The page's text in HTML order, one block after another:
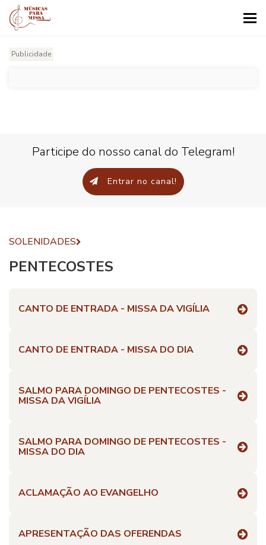
Publicidade
Participe do nosso canal do Telegram!
Entrar no canal!
SOLENIDADES
PENTECOSTES
CANTO DE ENTRADA - MISSA DA VIGÍLIA
CANTO DE ENTRADA - MISSA DO DIA
SALMO PARA DOMINGO DE PENTECOSTES -
MISSA DA VIGÍLIA
SALMO PARA DOMINGO DE PENTECOSTES -
MISSA DO DIA
ACLAMAÇÃO AO EVANGELHO
APRESENTAÇÃO DAS OFERENDAS